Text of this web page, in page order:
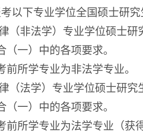
以下专业学位全国硕士研
（非法学）专业学位硕士研
（一）中的各项要求。
前所学专业为非法学专业。
（法学）专业学位硕士研究
（一）中的各项要求。
前所学专业为法学专业（获